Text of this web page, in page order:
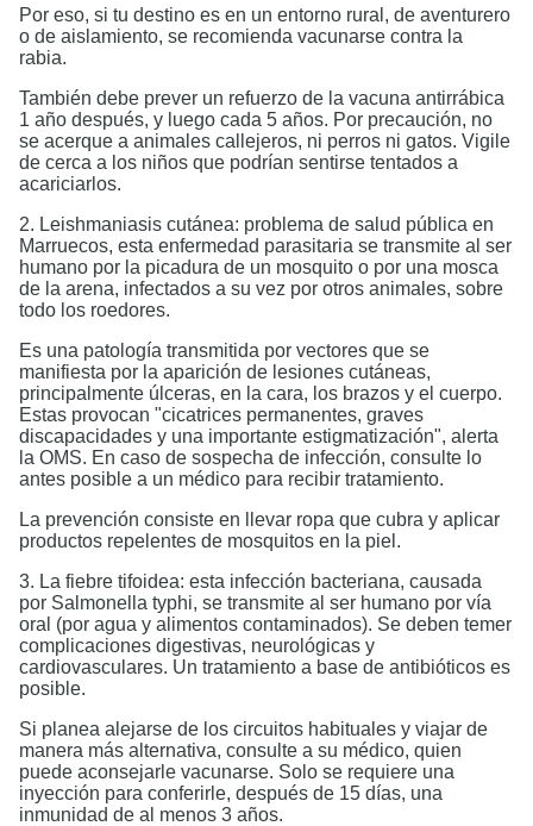
Por eso, si tu destino es en un entorno rural, de aventurero
o de aislamiento, se recomienda vacunarse contra la
rabia.
También debe prever un refuerzo de la vacuna antirrábica
1 año después, y luego cada 5 años. Por precaución, no
se acerque a animales callejeros, ni perros ni gatos. Vigile
de cerca a los niños que podrían sentirse tentados a
acariciarlos.
2. Leishmaniasis cutánea: problema de salud pública en
Marruecos, esta enfermedad parasitaria se transmite al ser
humano por la picadura de un mosquito o por una mosca
de la arena, infectados a su vez por otros animales, sobre
todo los roedores.
Es una patología transmitida por vectores que se
manifiesta por la aparición de lesiones cutáneas,
principalmente úlceras, en la cara, los brazos y el cuerpo.
Estas provocan "cicatrices permanentes, graves
discapacidades y una importante estigmatización", alerta
la OMS. En caso de sospecha de infección, consulte lo
antes posible a un médico para recibir tratamiento.
La prevención consiste en llevar ropa que cubra y aplicar
productos repelentes de mosquitos en la piel.
3. La fiebre tifoidea: esta infección bacteriana, causada
por Salmonella typhi, se transmite al ser humano por vía
oral (por agua y alimentos contaminados). Se deben temer
complicaciones digestivas, neurológicas y
cardiovasculares. Un tratamiento a base de antibióticos es
posible.
Si planea alejarse de los circuitos habituales y viajar de
manera más alternativa, consulte a su médico, quien
puede aconsejarle vacunarse. Solo se requiere una
inyección para conferirle, después de 15 días, una
inmunidad de al menos 3 años.